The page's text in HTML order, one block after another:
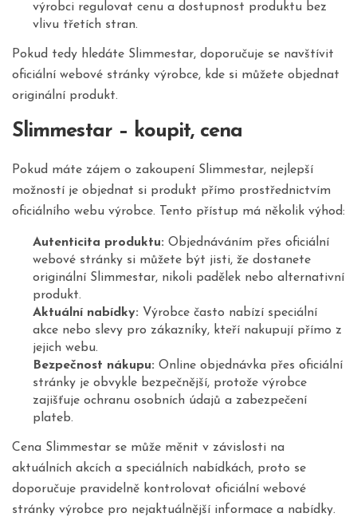
výrobci regulovat cenu a dostupnost produktu bez
vlivu třetích stran.
Pokud tedy hledáte Slimmestar, doporučuje se navštívit
oficiální webové stránky výrobce, kde si můžete objednat
originální produkt.
Slimmestar – koupit, cena
Pokud máte zájem o zakoupení Slimmestar, nejlepší
možností je objednat si produkt přímo prostřednictvím
oficiálního webu výrobce. Tento přístup má několik výhod:
Autenticita produktu: Objednáváním přes oficiální
webové stránky si můžete být jisti, že dostanete
originální Slimmestar, nikoli padělek nebo alternativní
produkt.
Aktuální nabídky: Výrobce často nabízí speciální
akce nebo slevy pro zákazníky, kteří nakupují přímo z
jejich webu.
Bezpečnost nákupu: Online objednávka přes oficiální
stránky je obvykle bezpečnější, protože výrobce
zajišťuje ochranu osobních údajů a zabezpečení
plateb.
Cena Slimmestar se může měnit v závislosti na
aktuálních akcích a speciálních nabídkách, proto se
doporučuje pravidelně kontrolovat oficiální webové
stránky výrobce pro nejaktuálnější informace a nabídky.